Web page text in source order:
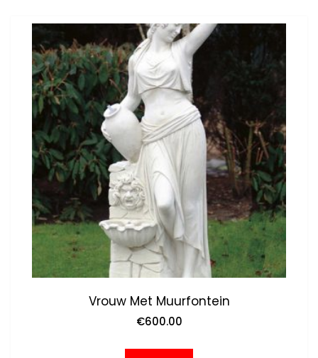
Vrouw Met Muurfontein
€600.00